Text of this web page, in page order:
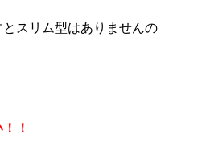
スリム型はありませんの
！